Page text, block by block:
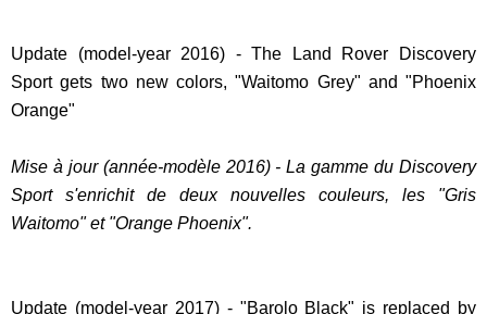
Update (model-year 2016) - The Land Rover Discovery
Sport gets two new colors, "Waitomo Grey" and "Phoenix
Orange"
Mise à jour (année-modèle 2016) - La gamme du Discovery
Sport s'enrichit de deux nouvelles couleurs, les "Gris
Waitomo" et "Orange Phoenix".
Update (model-year 2017) - "Barolo Black" is replaced by